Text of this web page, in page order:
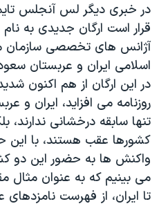
در خبری ديگر لس آنجلس
قرار است ارگان جديدی به
آژانس های تخصصی سازمان
اسلامی ايران و عربستان
در اين ارگان از هم اکنون
روزنامه می افزايد، ايران و
تنها سابقه درخشانی ندارند،
کشورها عقب هستند، با اين
واکنش ها به حضور اين دو
می بينيم که به عنوان مثال
تا ايران، از فهرست